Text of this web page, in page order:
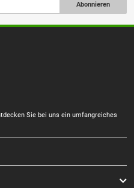
Abonnieren
Sie bei uns ein umfangreiches